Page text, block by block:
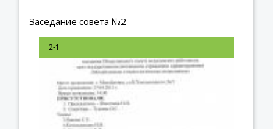
Заседание совета №2
2-1